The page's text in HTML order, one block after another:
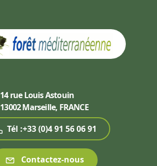
14 rue Louis Astouin
13002 Marseille, FRANCE
Tél :+33 (0)4 91 56 06 91
Contactez-nous